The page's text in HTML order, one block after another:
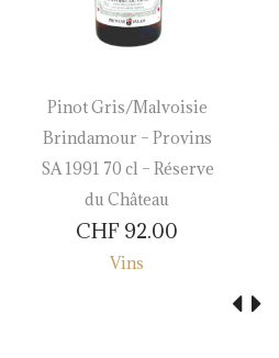
Pinot Gris/Malvoisie
Brindamour – Provins
SA 1991 70 cl – Réserve
du Château
CHF 92.00
Vins